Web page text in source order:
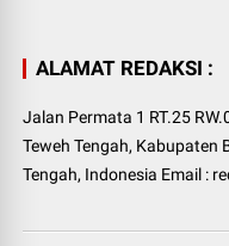
ALAMAT REDAKSI :
Jalan Permata 1 RT.25
Teweh Tengah, Kabupaten
Tengah, Indonesia Email :